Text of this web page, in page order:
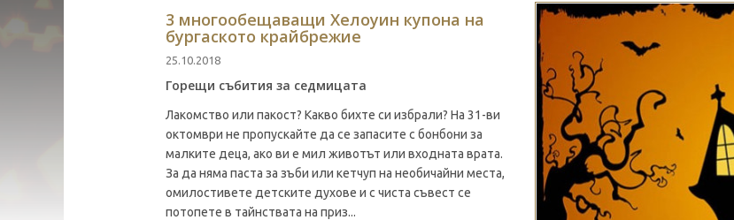
3 многообещаващи Хелоуин купона на
бургаското крайбрежие
25.10.2018
Горещи събития за седмицата
Лакомство или пакост? Какво бихте си избрали? На 31-ви
октомври не пропускайте да се запасите с бонбони за
малките деца, ако ви е мил животът или входната врата.
За да няма паста за зъби или кетчуп на необичайни места,
омилостивете детските духове и с чиста съвест се
потопете в тайнствата на приз...